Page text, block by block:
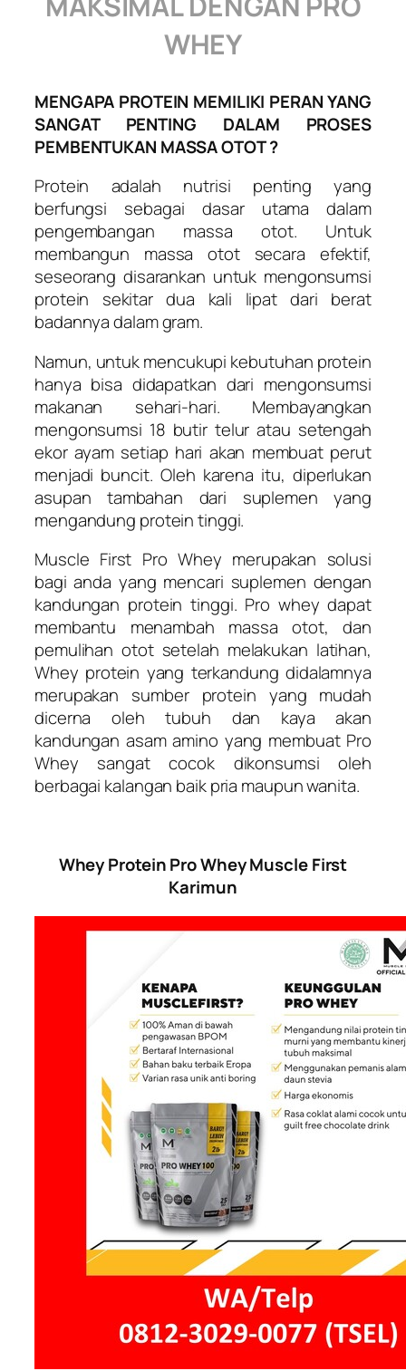
WHEY
MENGAPA PROTEIN MEMILIKI PERAN YANG
SANGAT PENTING DALAM PROSES
PEMBENTUKAN MASSA OTOT ?
Protein adalah nutrisi penting yang
berfungsi sebagai dasar utama dalam
pengembangan massa otot. Untuk
membangun massa otot secara efektif,
seseorang disarankan untuk mengonsumsi
protein sekitar dua kali lipat dari berat
badannya dalam gram.
Namun, untuk mencukupi kebutuhan protein
hanya bisa didapatkan dari mengonsumsi
makanan sehari-hari. Membayangkan
mengonsumsi 18 butir telur atau setengah
ekor ayam setiap hari akan membuat perut
menjadi buncit. Oleh karena itu, diperlukan
asupan tambahan dari suplemen yang
mengandung protein tinggi.
Muscle First Pro Whey merupakan solusi
bagi anda yang mencari suplemen dengan
kandungan protein tinggi. Pro whey dapat
membantu menambah massa otot, dan
pemulihan otot setelah melakukan latihan,
Whey protein yang terkandung didalamnya
merupakan sumber protein yang mudah
dicerna oleh tubuh dan kaya akan
kandungan asam amino yang membuat Pro
Whey sangat cocok dikonsumsi oleh
berbagai kalangan baik pria maupun wanita.
Whey Protein Pro Whey Muscle First
Karimun